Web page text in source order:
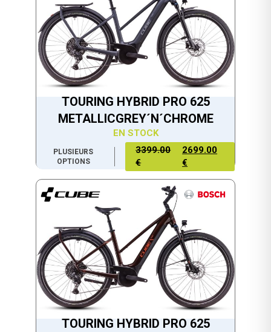
TOURING HYBRID PRO 625
METALLICGREY´N´CHROME
EN STOCK
PLUSIEURS
OPTIONS
3399.00
€
2699.00
€
TOURING HYBRID PRO 625